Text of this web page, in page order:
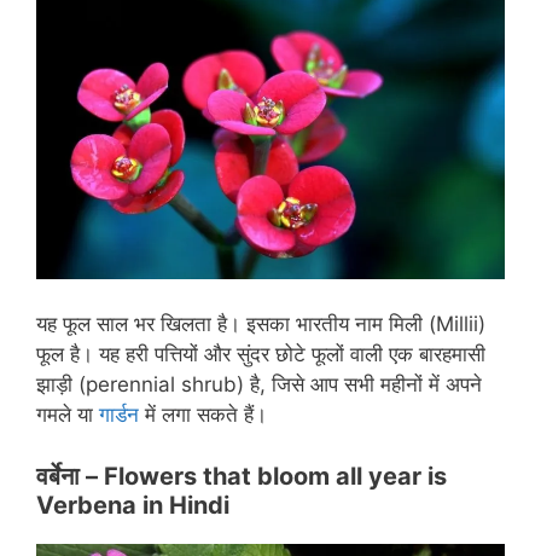
यह फूल साल भर खिलता है। इसका भारतीय नाम मिली (Millii)
फूल है। यह हरी पत्तियों और सुंदर छोटे फूलों वाली एक बारहमासी
झाड़ी (perennial shrub) है, जिसे आप सभी महीनों में अपने
गमले यागार्डन में लगा सकते हैं।
वर्बेना– Flowers that bloom all year is
Verbena in Hindi